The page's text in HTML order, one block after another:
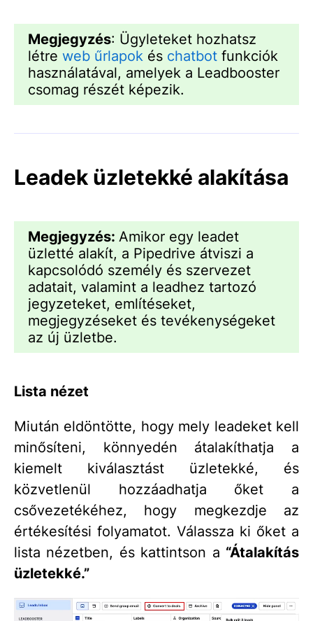
Megjegyzés: Ügyleteket hozhatsz
létre web űrlapok és chatbot funkciók
használatával, amelyek a Leadbooster
csomag részét képezik.
Leadek üzletekké alakítása
Megjegyzés: Amikor egy leadet
üzletté alakít, a Pipedrive átviszi a
kapcsolódó személy és szervezet
adatait, valamint a leadhez tartozó
jegyzeteket, említéseket,
megjegyzéseket és tevékenységeket
az új üzletbe.
Lista nézet
Miután eldöntötte, hogy mely leadeket kell
minősíteni, könnyedén átalakíthatja a
kiemelt kiválasztást üzletekké, és
közvetlenül hozzáadhatja őket a
csővezetékéhez, hogy megkezdje az
értékesítési folyamatot. Válassza ki őket a
lista nézetben, és kattintson a “Átalakítás
üzletekké.”